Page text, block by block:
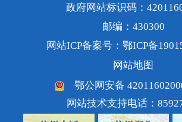
政府网站标识码：
邮编：430300
网站ICP备案号：鄂ICP备
网站地图
鄂公网安备
网站技术支持电话：